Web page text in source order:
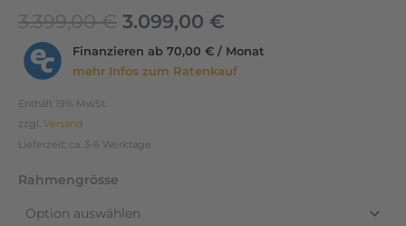
3.399,00€ 3.099,00 €
Finanzieren ab 70,00 € / Monat
mehr Infos zum Ratenkauf
Enthält 19% MwSt.
zzgl. Versand
Lieferzeit: ca. 3-6 Werktage
Rahmengrösse